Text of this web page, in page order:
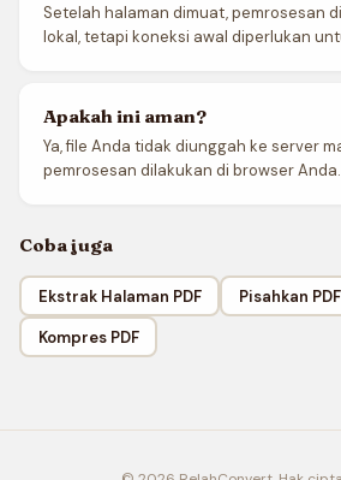
Setelah halaman dimuat, pemrosesan
lokal, tetapi koneksi awal diperlukan
Apakah ini aman?
Ya, file Anda tidak diunggah ke server
pemrosesan dilakukan di browser Anda.
Coba juga
Ekstrak Halaman PDF Pisahkan PDF
Kompres PDF